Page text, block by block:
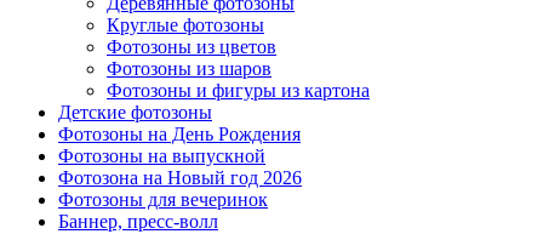
Круглые фотозоны
Фотозоны из цветов
Фотозоны из шаров
Фотозоны и фигуры из картона
Детские фотозоны
Фотозоны на День Рождения
Фотозоны на выпускной
Фотозона на Новый год 2026
Фотозоны для вечеринок
Баннер, пресс-волл